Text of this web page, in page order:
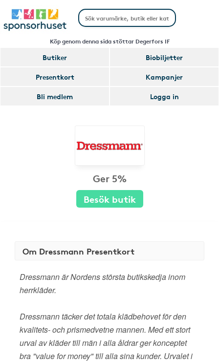
Köp genom denna sida stöttar Degerfors IF
Butiker
Biobiljetter
Presentkort
Kampanjer
Bli medlem
Logga in
Ger 5%
Besök butik
Om Dressmann Presentkort
Dressmann är Nordens största butikskedja inom
herrkläder.
Dressmann täcker det totala klädbehovet för den
kvalitets- och prismedvetne mannen. Med ett stort
urval av kläder till män i alla åldrar ger konceptet
bra "value for money" till alla sina kunder. Urvalet i